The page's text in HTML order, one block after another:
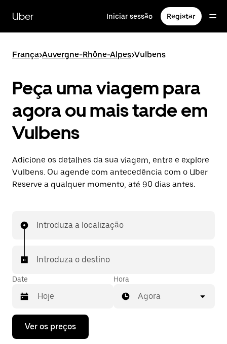
para
conteúdo
Uber Iniciar sessão Registar
França>Auvergne-Rhône-Alpes>Vulbens
Peça uma viagem para
agora ou mais tarde em
Vulbens
Adicione os detalhes da sua viagem, entre e explore
Vulbens. Ou agende com antecedência com o Uber
Reserve a qualquer momento, até 90 dias antes.
Introduza a localização
Introduza o destino
Date
Prima
tecla
Hora
Agora
Ver os preços